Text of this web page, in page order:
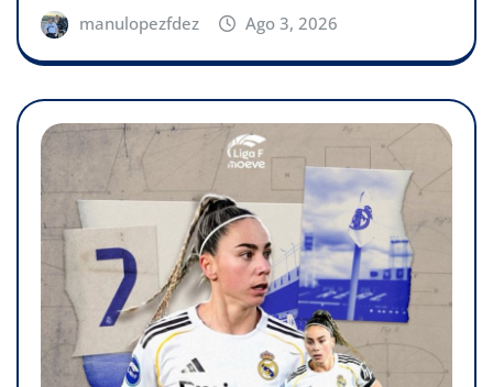
manulopezfdez Ago 3, 2026